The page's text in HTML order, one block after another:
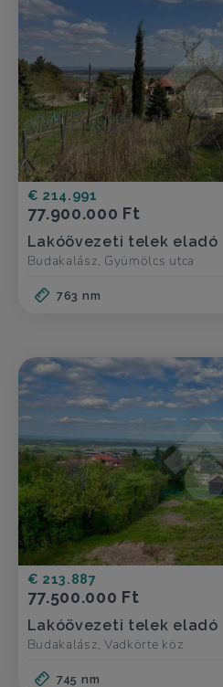
€ 214.991
77.900.000 Ft
Lakóövezeti telek eladó
Budakalász, Gyümölcs utca
763 nm
€ 213.887
77.500.000 Ft
Lakóövezeti telek eladó
Budakalász, Vadkörte köz
745 nm